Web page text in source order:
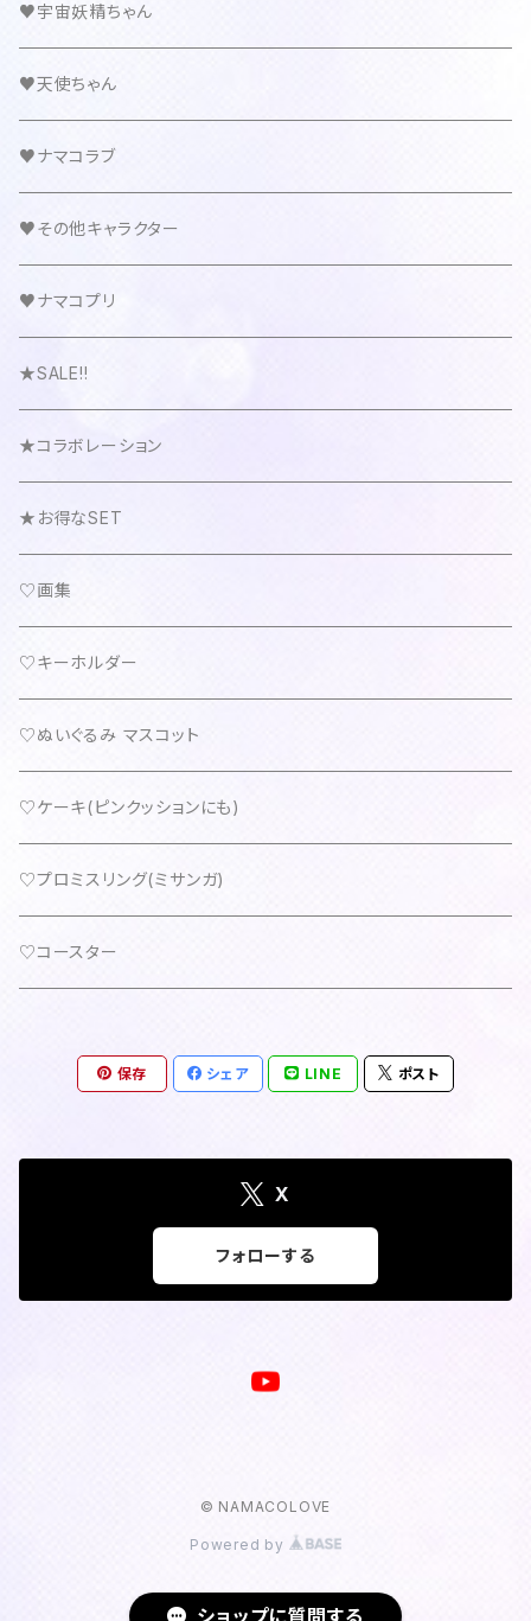
♥宇宙妖精ちゃん
♥天使ちゃん
♥ナマコラブ
♥その他キャラクター
♥ナマコプリ
★SALE!!
★コラボレーション
★お得なSET
♡画集
♡キーホルダー
♡ぬいぐるみ マスコット
♡ケーキ(ピンクッションにも)
♡プロミスリング(ミサンガ)
♡コースター
保存 シェア LINE ポスト
X
フォローする
© NAMACOLOVE
Powered by
ショップに質問する